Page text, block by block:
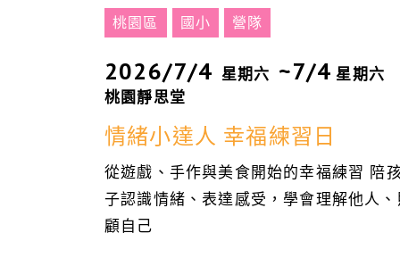
桃園區 國小 營隊
2026/7/4 星期六 ~7/4 星期六
桃園靜思堂
情緒小達人 幸福練習日
從遊戲、手作與美食開始的幸福練習 陪
子認識情緒、表達感受，學會理解他人
顧自己